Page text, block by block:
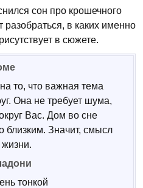
сон про крошечного
в каких именно
в сюжете.
то, что важная тема
Она не требует шума,
Вас. Дом во сне
близким. Значит, смысл
жизни.
тонкой